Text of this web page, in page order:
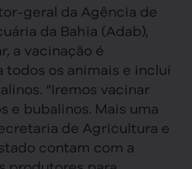
geral da Agência de
da Bahia (Adab),
a vacinação é
os animais e inclui
“Iremos vacinar
e bubalinos. Mais uma
de Agricultura e
contam com a